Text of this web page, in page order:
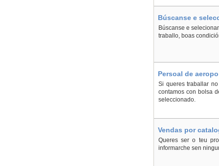
Búscanse e
Búscanse e
traballo, boas
Persoal de
Si queres traballar
contamos con bolsa
seleccionado.
Vendas por
Queres ser o teu
informarche sen